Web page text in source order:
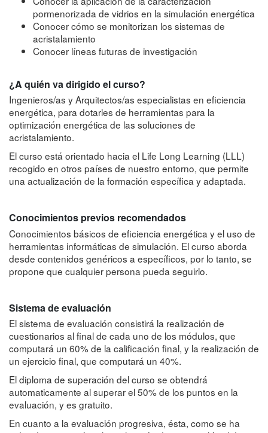
pormenorizada de vidrios en la simulación energética
Conocer cómo se monitorizan los sistemas de
acristalamiento
Conocer líneas futuras de investigación
¿A quién va dirigido el curso?
Ingenieros/as y Arquitectos/as especialistas en eficiencia
energética, para dotarles de herramientas para la
optimización energética de las soluciones de
acristalamiento.
El curso está orientado hacia el Life Long Learning (LLL)
recogido en otros países de nuestro entorno, que permite
una actualización de la formación específica y adaptada.
Conocimientos previos recomendados
Conocimientos básicos de eficiencia energética y el uso de
herramientas informáticas de simulación. El curso aborda
desde contenidos genéricos a específicos, por lo tanto, se
propone que cualquier persona pueda seguirlo.
Sistema de evaluación
El sistema de evaluación consistirá la realización de
cuestionarios al final de cada uno de los módulos, que
computará un 60% de la calificación final, y la realización de
un ejercicio final, que computará un 40%.
El diploma de superación del curso se obtendrá
automaticamente al superar el 50% de los puntos en la
evaluación, y es gratuito.
En cuanto a la evaluación progresiva, ésta, como se ha